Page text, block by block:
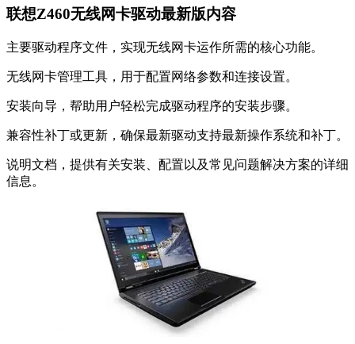
联想Z460无线网卡驱动最新版内容
主要驱动程序文件，实现无线网卡运作所需的核心功能。
无线网卡管理工具，用于配置网络参数和连接设置。
安装向导，帮助用户轻松完成驱动程序的安装步骤。
兼容性补丁或更新，确保最新驱动支持最新操作系统和补丁。
说明文档，提供有关安装、配置以及常见问题解决方案的详细
信息。